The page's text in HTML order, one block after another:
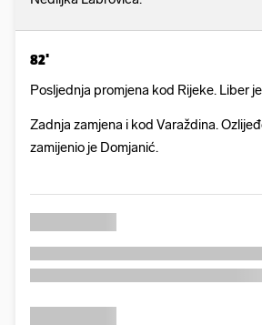
82'
Posljednja promjena kod Rijeke. Liber
Zadnja zamjena i kod Varaždina.
zamijenio je Domjanić.